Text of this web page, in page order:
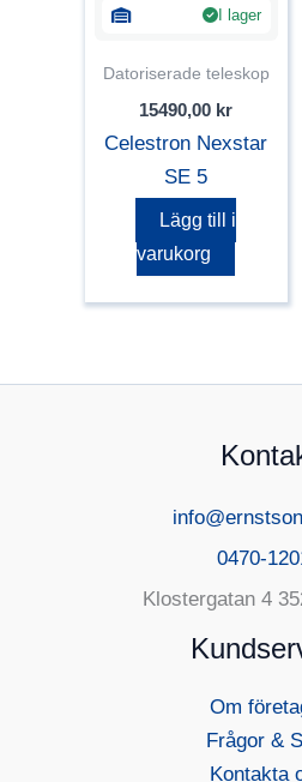
I lager
Datoriserade teleskop
15490,00 kr
Celestron Nexstar
SE 5
Lägg till i
varukorg
0470-
Klostergatan 4
Om
Frågor &
Kontakta